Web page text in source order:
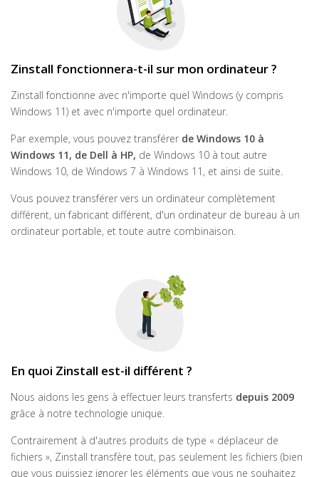
Zinstall fonctionnera-t-il sur mon ordinateur ?
Zinstall fonctionne avec n'importe quel Windows (y compris
Windows 11) et avec n'importe quel ordinateur.
Par exemple, vous pouvez transférer de Windows 10 à
Windows 11, de Dell à HP, de Windows 10 à tout autre
Windows 10, de Windows 7 à Windows 11, et ainsi de suite.
Vous pouvez transférer vers un ordinateur complètement
différent, un fabricant différent, d'un ordinateur de bureau à un
ordinateur portable, et toute autre combinaison.
En quoi Zinstall est-il différent ?
Nous aidons les gens à effectuer leurs transferts depuis 2009
grâce à notre technologie unique.
Contrairement à d'autres produits de type « déplaceur de
fichiers », Zinstall transfère tout, pas seulement les fichiers (bien
que vous puissiez ignorer les éléments que vous ne souhaitez